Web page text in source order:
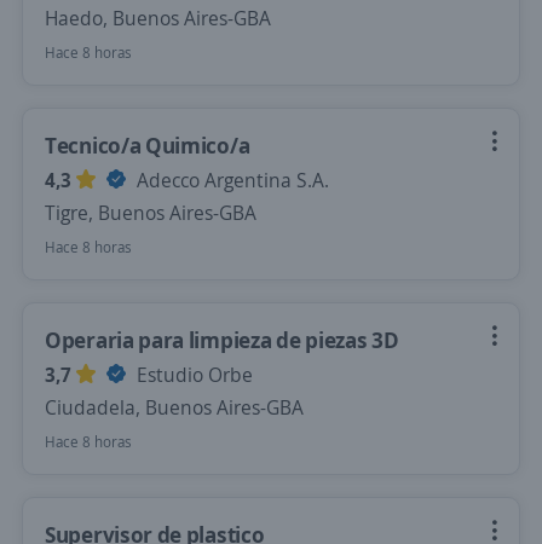
Haedo, Buenos Aires-GBA
Hace 8 horas
Tecnico/a Quimico/a
4,3
Adecco Argentina S.A.
Tigre, Buenos Aires-GBA
Hace 8 horas
Operaria para limpieza de piezas 3D
3,7
Estudio Orbe
Ciudadela, Buenos Aires-GBA
Hace 8 horas
Supervisor de plastico